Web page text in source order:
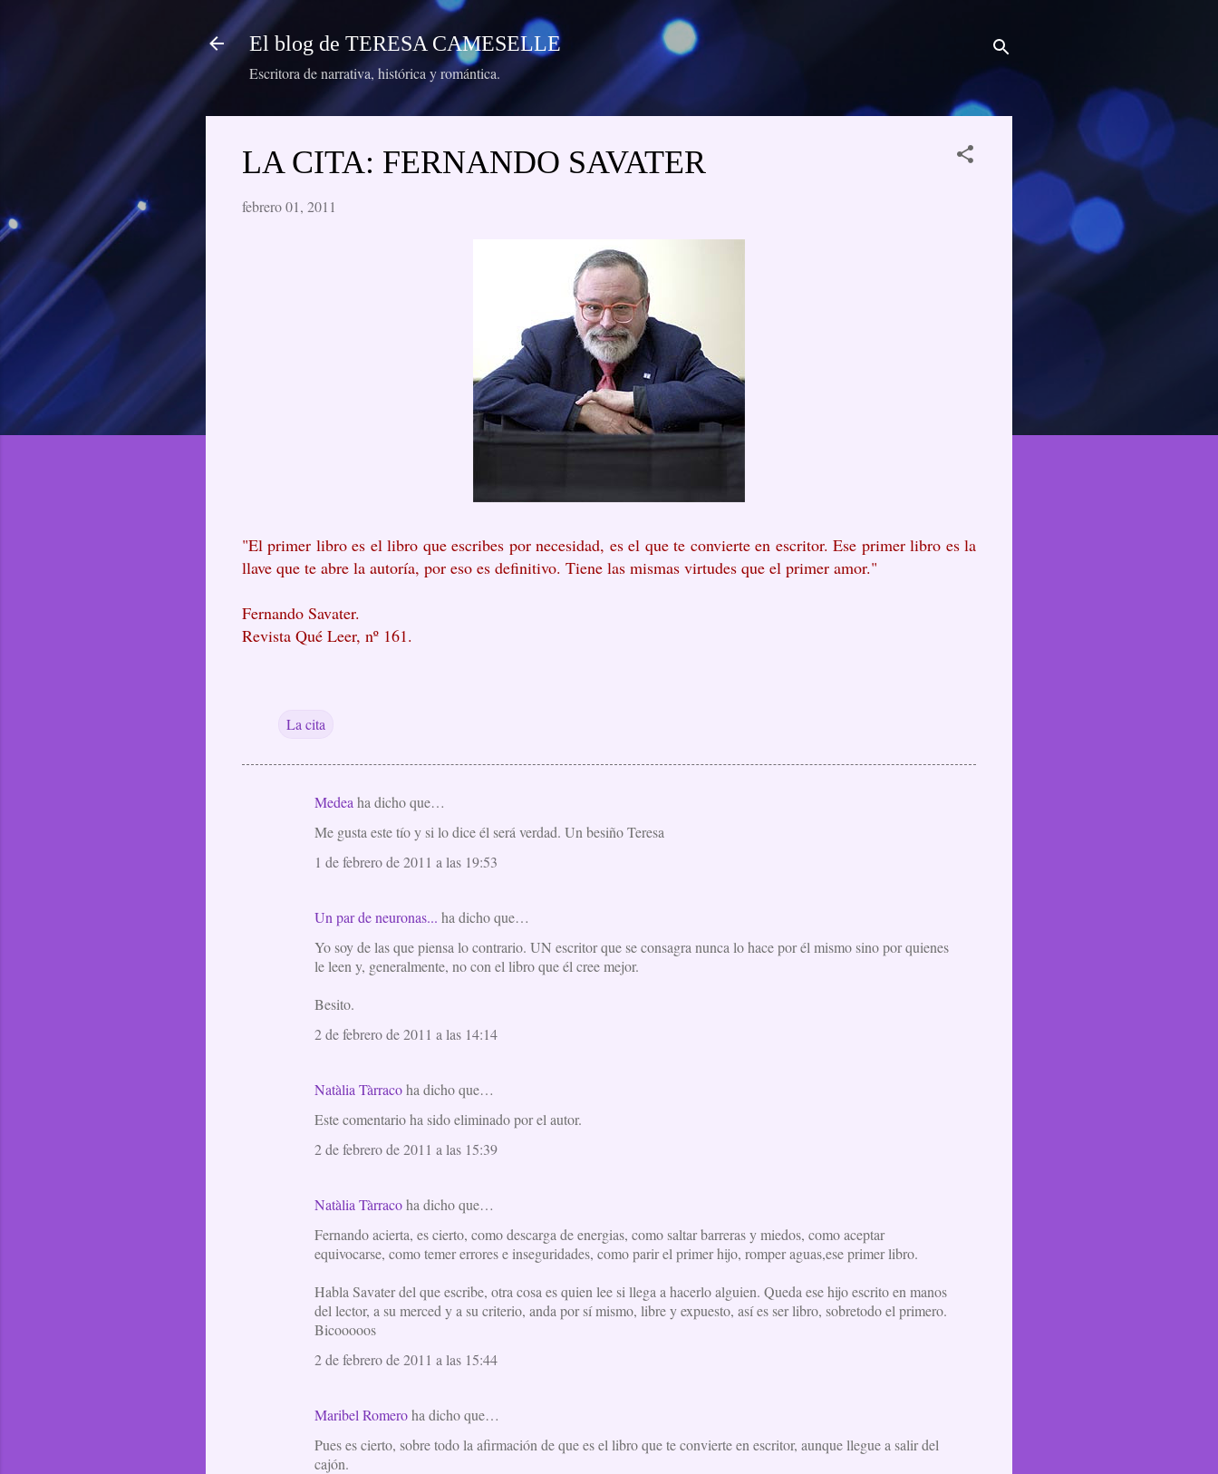
Ir al contenido principal
El blog de TERESA CAMESELLE
Escritora de narrativa, histórica y romántica.
LA CITA: FERNANDO SAVATER
febrero 01, 2011
"El primer libro es el libro que escribes por necesidad, es el que te convierte en escritor. Ese primer libro es la
llave que te abre la autoría, por eso es definitivo. Tiene las mismas virtudes que el primer amor."
Fernando Savater.
Revista Qué Leer, nº 161.
La cita
Medea ha dicho que…
Me gusta este tío y si lo dice él será verdad. Un besiño Teresa
1 de febrero de 2011 a las 19:53
Un par de neuronas... ha dicho que…
Yo soy de las que piensa lo contrario. UN escritor que se consagra nunca lo hace por él mismo sino por quienes
le leen y, generalmente, no con el libro que él cree mejor.
Besito.
2 de febrero de 2011 a las 14:14
Natàlia Tàrracoha dicho que…
Este comentario ha sido eliminado por el autor.
2 de febrero de 2011 a las 15:39
Natàlia Tàrracoha dicho que…
Fernando acierta, es cierto, como descarga de energias, como saltar barreras y miedos, como aceptar
equivocarse, como temer errores e inseguridades, como parir el primer hijo, romper aguas,ese primer libro.
Habla Savater del que escribe, otra cosa es quien lee si llega a hacerlo alguien. Queda ese hijo escrito en manos
del lector, a su merced y a su criterio, anda por sí mismo, libre y expuesto, así es ser libro, sobretodo el primero.
Bicooooos
2 de febrero de 2011 a las 15:44
Maribel Romeroha dicho que…
Pues es cierto, sobre todo la afirmación de que es el libro que te convierte en escritor, aunque llegue a salir del
cajón.